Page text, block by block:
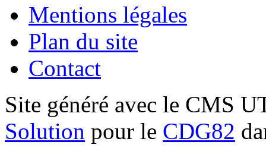
Mentions légales
Plan du site
Contact
Site généré avec le CMS
Solution pour le CDG82